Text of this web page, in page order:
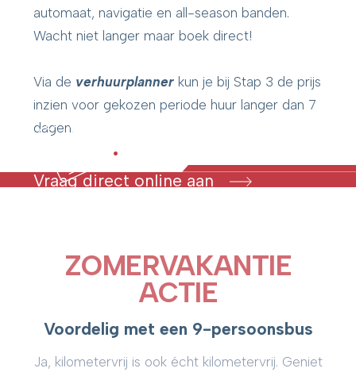
automaat, navigatie en all-season banden.
Wacht niet langer maar boek direct!
Via de verhuurplannerkun je bij Stap 3 de prijs
inzien voor gekozen periode huur langer dan 7
dagen.
.
Vraag direct online aan
ZOMERVAKANTIE
ACTIE
Voordelig met een 9-persoonsbus
Ja, kilometervrij is ook écht kilometervrij. Geniet